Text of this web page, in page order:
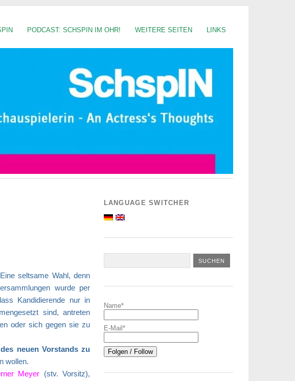
PODCAST: SCHSPIN IM OHR! WEITERE SEITEN LINKS
seltsame Wahl, denn
wurde per
Kandidierende nur in
sind, antreten
oder sich gegen sie zu
neuen Vorstands zu
wollen.
Meyer (stv. Vorsitz),
LANGUAGE SWITCHER
Name*
E-Mail*